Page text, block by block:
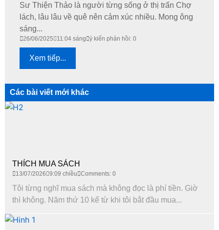
Sư Thiện Thảo là người từng sống ở thị trấn Chợ
lách, lâu lâu về quê nên cảm xúc nhiều. Mong ông
sáng...
26/06/2025 11:04 sáng ý kiến phản hồi: 0
Xem tiếp...
Các bài viết mới khác
THÍCH MUA SÁCH
13/07/2026 9:09 chiều Comments: 0
Tôi từng nghĩ mua sách mà không đọc là phí tiền. Giờ
thì không. Năm thứ 10 kể từ khi tôi bắt đầu mua...